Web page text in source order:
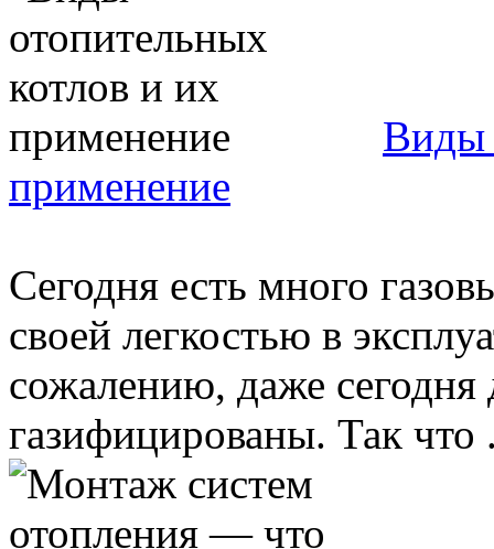
Виды
применение
Сегодня есть много
своей легкостью в
сожалению, даже сегодня
газифицированы. Так что